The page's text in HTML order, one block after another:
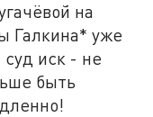
на
Галкина* уже
иск - не
быть